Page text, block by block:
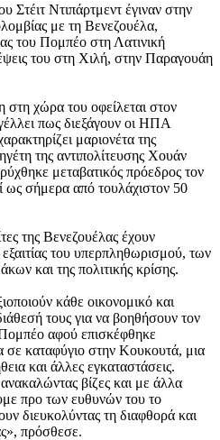
Στέιτ Ντιπάρτμεντ έγιναν στην
με τη Βενεζουέλα,
του Πομπέο στη Λατινική
του στη Χιλή, στην Παραγουάη
χώρα του οφείλεται στον
πως διεξάγουν οι ΗΠΑ
μαριονέτα της
της αντιπολίτευσης Χουάν
μεταβατικός πρόεδρος τον
ως σήμερα από τουλάχιστον 50
της Βενεζουέλας έχουν
εξαιτίας του υπερπληθωρισμού, των
και της πολιτικής κρίσης.
κάθε οικονομικό και
τους για να βοηθήσουν τον
αφού επισκέφθηκε
σε καταφύγιο στην Κουκουτά, μια
και άλλες εγκαταστάσεις.
βίζες και με άλλα
προ των ευθυνών του το
διευκολύντας τη διαφθορά και
πρόσθεσε.